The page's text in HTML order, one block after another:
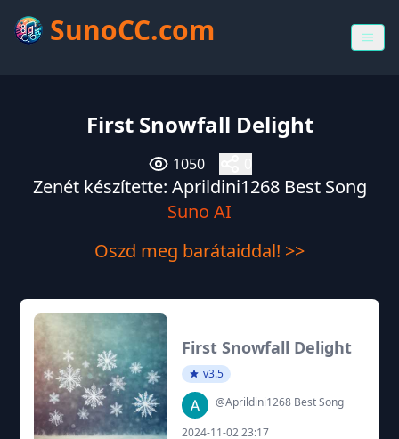
SunoCC.com
First Snowfall Delight
1050
Zenét készítette: Aprildini1268 Best Song
Suno AI
Oszd meg barátaiddal! >>
First Snowfall Delight
v3.5
@Aprildini1268 Best Song
2024-11-02 23:17